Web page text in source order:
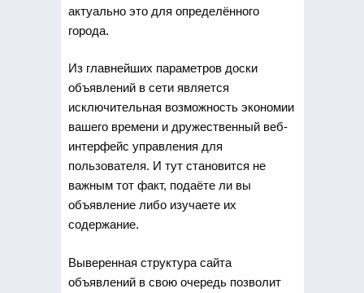
актуально это для определённого
города.
Из главнейших параметров доски
объявлений в сети является
исключительная возможность экономии
вашего времени и дружественный веб-
интерфейс управления для
пользователя. И тут становится не
важным тот факт, подаёте ли вы
объявление либо изучаете их
содержание.
Выверенная структура сайта
объявлений в свою очередь позволит